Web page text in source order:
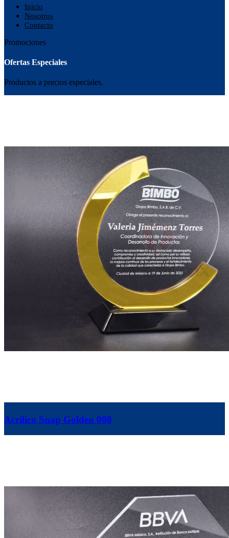
Inicio
Nosotros
Contacto
Promociones
Ofertas Especiales
Productos a precios especiales.
Acrílico Snap Golden 008